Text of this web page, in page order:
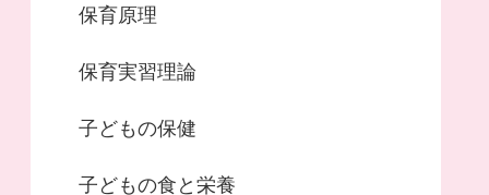
保育原理
保育実習理論
子どもの保健
子どもの食と栄養